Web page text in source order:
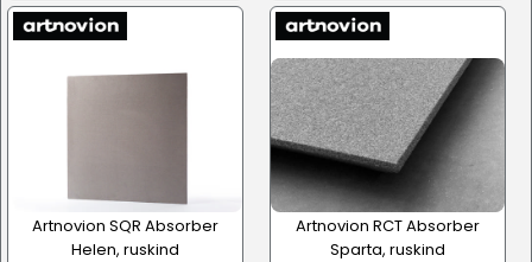
Artnovion SQR Absorber
Helen, ruskind
Artnovion RCT Absorber
Sparta, ruskind